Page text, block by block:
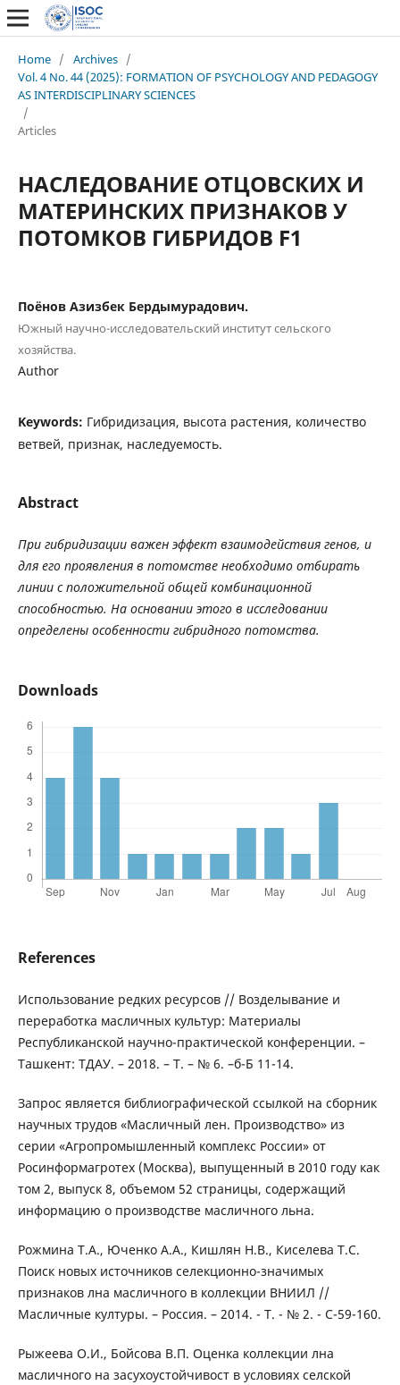
Home / Archives /
Vol. 4 No. 44 (2025): FORMATION OF PSYCHOLOGY AND PEDAGOGY
AS INTERDISCIPLINARY SCIENCES
/
Articles
НАСЛЕДОВАНИЕ ОТЦОВСКИХ И
МАТЕРИНСКИХ ПРИЗНАКОВ У
ПОТОМКОВ ГИБРИДОВ F1
Поёнов Азизбек Бердымурадович.
Южный научно-исследовательский институт сельского
хозяйства.
Author
Keywords: Гибридизация, высота растения, количество
ветвей, признак, наследуемость.
Abstract
При гибридизации важен эффект взаимодействия генов, и
для его проявления в потомстве необходимо отбирать
линии с положительной общей комбинационной
способностью. На основании этого в исследовании
определены особенности гибридного потомства.
Downloads
References
Использование редких ресурсов // Возделывание и
переработка масличных культур: Материалы
Республиканской научно-практической конференции. –
Ташкент: ТДАУ. – 2018. – Т. – № 6. –б-Б 11-14.
Запрос является библиографической ссылкой на сборник
научных трудов «Масличный лен. Производство» из
серии «Агропромышленный комплекс России» от
Росинформагротех (Москва), выпущенный в 2010 году как
том 2, выпуск 8, объемом 52 страницы, содержащий
информацию о производстве масличного льна.
Рожмина Т.А., Юченко А.А., Кишлян Н.В., Киселева Т.С.
Поиск новых источников селекционно-значимых
признаков лна масличного в коллекции ВНИИЛ //
Масличные културы. – Россия. – 2014. - T. - № 2. - C-59-160.
Рыжеева О.И., Бойсова В.П. Оценка коллекции лна
масличного на засухоустойчивост в условиях селской